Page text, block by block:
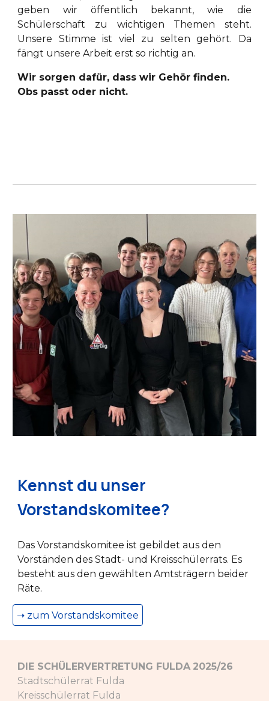
geben wir öffentlich bekannt, wie die
Schülerschaft zu wichtigen Themen steht.
Unsere Stimme ist viel zu selten gehört. Da
fängt unsere Arbeit erst so richtig an.
Wir sorgen dafür, dass wir Gehör finden.
Obs passt oder nicht.
Kennst du unser
Vorstandskomitee?
Das Vorstandskomitee ist gebildet aus den
Vorständen des Stadt- und Kreisschülerrats. Es
besteht aus den gewählten Amtsträgern beider
Räte.
➝ zum Vorstandskomitee
DIE SCHÜLERVERTRETUNG FULDA 2025/26
Stadtschülerrat Fulda
Kreisschülerrat Fulda